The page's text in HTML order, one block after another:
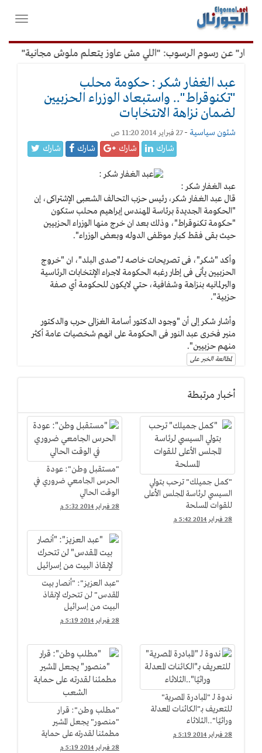
القائمة
الرئيسية
فتح
عن رسوم الرسوب: "اللي مش عاوز يتعلم ملوش مجانية"
عبد الغفار شكر : حكومة محلب
"تكنوقراط".. واستبعاد الوزراء الحزبيين
لضمان نزاهة الانتخابات
شئون سياسية -27 فبراير 2014 11:20 ص
شارك شارك شارك شارك
عبد الغفار شكر :
قال عبد الغفار شكر، رئيس حزب التحالف الشعبى الإشتراكى، إن
"الحكومة الجديدة برئاسة المهندس إبراهيم محلب ستكون
"حكومة تكنوقراط"، وذلك بعد ان خرج منها الوزراء الحزبيين
حيث بقى فقط كبار موظفى الدوله وبعض الوزراء".
وأكد "شكر"، فى تصريحات خاصه لـ"صدى البلد"، ان "خروج
الحزبيين يأتى فى إطار رغبه الحكومة لاجراء الإنتخابات الرئاسية
والبرلمانيه بنزاهة وشفافية، حتي لايكون للحكومة أي صفة
حزبية".
وأشار شكر إلى أن "وجود الدكتور أسامة الغزالى حرب والدكتور
منير فخرى عبد النور فى الحكومة على انهم شخصيات عامة أكثر
منهم حزبيين".
لمطالعة الخبر على
أخبار مرتبطة
"كمل جميلك" ترحب بتولي
السيسي لرئاسة المجلس الأعلى
للقوات المسلحة
28 فبراير 2014 5:42 م
"مستقبل وطن": عودة
الحرس الجامعي ضروري في
الوقت الحالي
28 فبراير 2014 5:32 م
"عبد العزيز": "أنصار بيت
المقدس" لن تتحرك لإنقاذ
البيت من إسرائيل
28 فبراير 2014 5:19 م
ندوة لـ "المبادرة المصرية"
للتعريف بـ"الكائنات المعدلة
وراثيًا"..الثلاثاء
28 فبراير 2014 5:19 م
"مطلب وطن": قرار
"منصور" يجعل المشير
مطمئنا لقدرته على حماية
الشعب
28 فبراير 2014 5:19 م